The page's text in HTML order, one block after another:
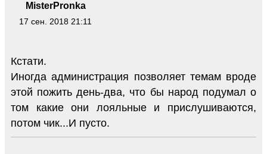
MisterPronka
17 сен. 2018 21:11
Кстати.
Иногда администрация позволяет темам вроде
этой пожить день-два, что бы народ подумал о
том какие они лояльные и прислушиваются,
потом чик...И пусто.